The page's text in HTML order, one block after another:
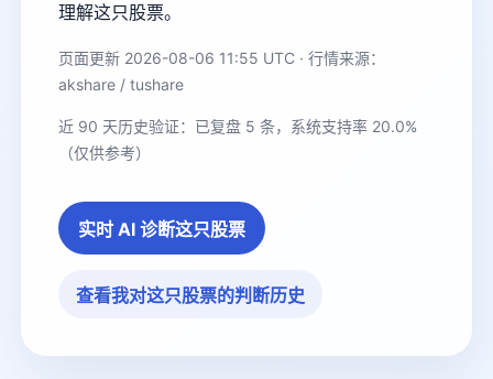
理解这只股票。
页面更新 2026-08-06 11:55 UTC · 行情来源：
akshare / tushare
近 90 天历史验证：已复盘 5 条，系统支持率 20.0%
（仅供参考）
实时 AI 诊断这只股票
查看我对这只股票的判断历史